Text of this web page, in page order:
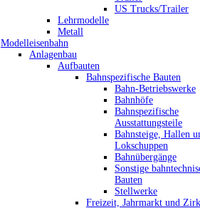
US Trucks/Trailer
Lehrmodelle
Metall
Modelleisenbahn
Anlagenbau
Aufbauten
Bahnspezifische Bauten
Bahn-Betriebswerke
Bahnhöfe
Bahnspezifische
Ausstattungsteile
Bahnsteige, Hallen
Lokschuppen
Bahnübergänge
Sonstige
Bauten
Stellwerke
Freizeit, Jahrmarkt und